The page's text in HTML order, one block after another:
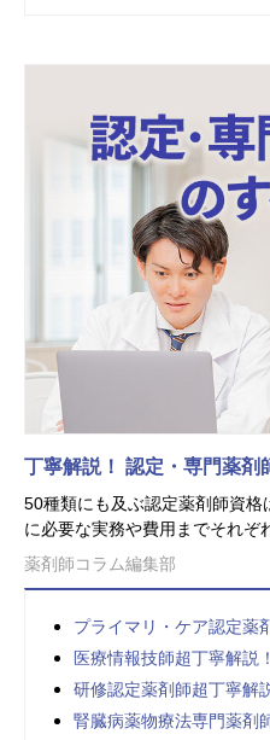
丁寧解説！ 認定・専門薬剤
50種類にも及ぶ認定薬剤師資
に必要な実務や費用までそれぞ
薬剤師コラム編集部
プライマリ・ケア認定薬
医療情報技師超丁寧解説！
研修認定薬剤師超丁寧解
腎臓病薬物療法専門薬剤